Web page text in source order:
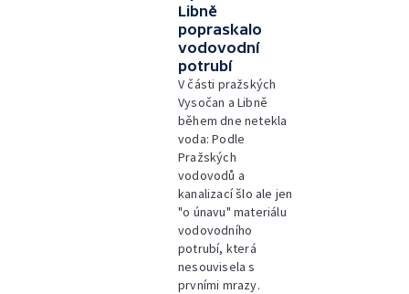
Libně
popraskalo
vodovodní
potrubí
V části pražských
Vysočan a Libně
během dne netekla
voda: Podle
Pražských
vodovodů a
kanalizací šlo ale jen
"o únavu" materiálu
vodovodního
potrubí, která
nesouvisela s
prvními mrazy.